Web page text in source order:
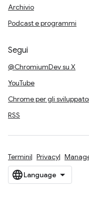
Archivio
Podcast e programmi
Segui
@ChromiumDev su X
YouTube
Chrome per gli
RSS
Termini Privacy